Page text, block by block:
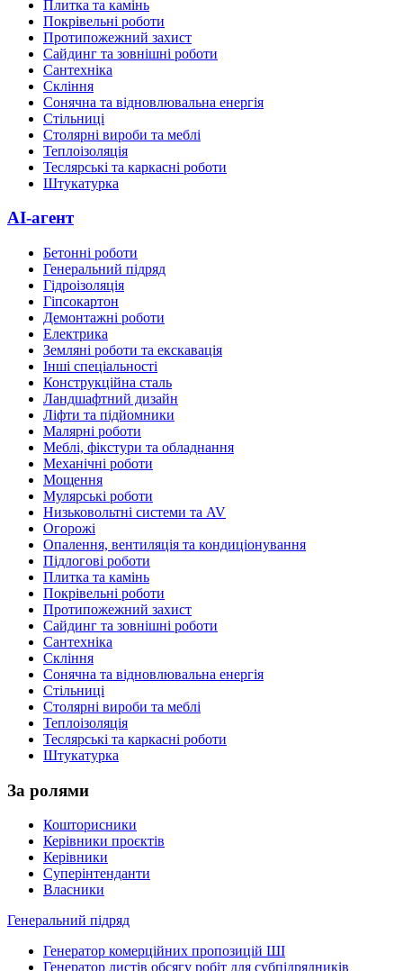
Плитка та камінь
Покрівельні роботи
Протипожежний захист
Сайдинг та зовнішні роботи
Сантехніка
Скління
Сонячна та відновлювальна енергія
Стільниці
Столярні вироби та меблі
Теплоізоляція
Теслярські та каркасні роботи
Штукатурка
AI-агент
Бетонні роботи
Генеральний підряд
Гідроізоляція
Гіпсокартон
Демонтажні роботи
Електрика
Земляні роботи та екскавація
Інші спеціальності
Конструкційна сталь
Ландшафтний дизайн
Ліфти та підйомники
Малярні роботи
Меблі, фікстури та обладнання
Механічні роботи
Мощення
Мулярські роботи
Низьковольтні системи та AV
Огорожі
Опалення, вентиляція та кондиціонування
Підлогові роботи
Плитка та камінь
Покрівельні роботи
Протипожежний захист
Сайдинг та зовнішні роботи
Сантехніка
Скління
Сонячна та відновлювальна енергія
Стільниці
Столярні вироби та меблі
Теплоізоляція
Теслярські та каркасні роботи
Штукатурка
За ролями
Кошторисники
Керівники проєктів
Керівники
Суперінтенданти
Власники
Генеральний підряд
Генератор комерційних пропозицій ШІ
Генератор листів обсягу робіт для субпідрядників